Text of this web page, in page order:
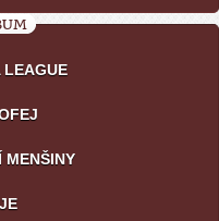
LEAGUE
MENŠINY